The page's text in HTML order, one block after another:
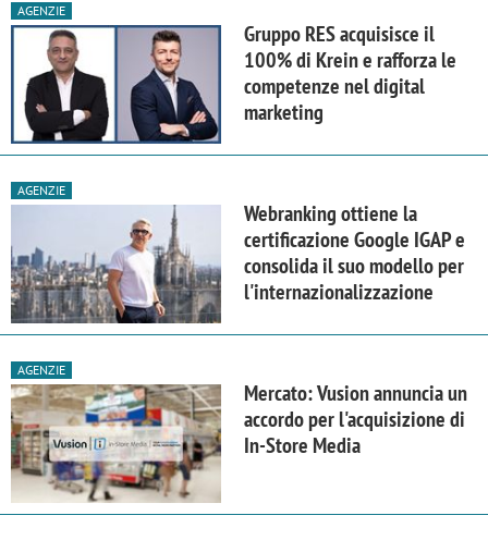
AGENZIE
Gruppo RES acquisisce il
100% di Krein e rafforza le
competenze nel digital
marketing
AGENZIE
Webranking ottiene la
certificazione Google IGAP e
consolida il suo modello per
l'internazionalizzazione
AGENZIE
Mercato: Vusion annuncia un
accordo per l'acquisizione di
In-Store Media